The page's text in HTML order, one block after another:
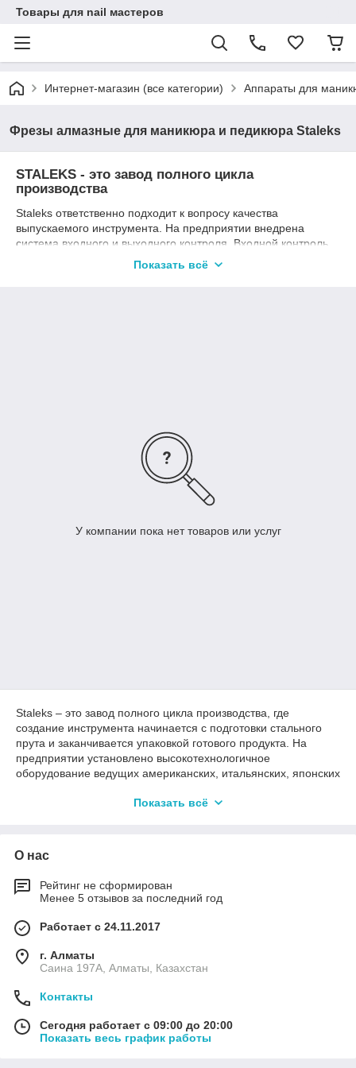
Товары для nail мастеров
Интернет-магазин (все категории) Аппараты для
Фрезы алмазные для маникюра и педикюра Staleks
STALEKS - это завод полного цикла
производства
Staleks ответственно подходит к вопросу качества
выпускаемого инструмента. На предприятии внедрена
система входного и выходного контроля. Входной контроль
качества сырья проводится в сертифицированных
Показать всё
У компании пока нет товаров или услуг
Staleks – это завод полного цикла производства, где
создание инструмента начинается с подготовки стального
прута и заканчивается упаковкой готового продукта. На
предприятии установлено высокотехнологичное
оборудование ведущих американских, итальянских, японских
обеспечивает высокое качество выпускаемой продукции и
оснастку компания разрабатывает и проектирует
самостоятельно, а затем создает на базе собственного
инструментального цеха либо по индивидуальному заказу у
зарубежных партнеров.
Показать всё
О нас
Рейтинг не сформирован
Менее 5 отзывов за последний год
Работает с 24.11.2017
г. Алматы
Саина 197А, Алматы, Казахстан
Контакты
Сегодня работает с 09:00 до 20:00
Показать весь график работы